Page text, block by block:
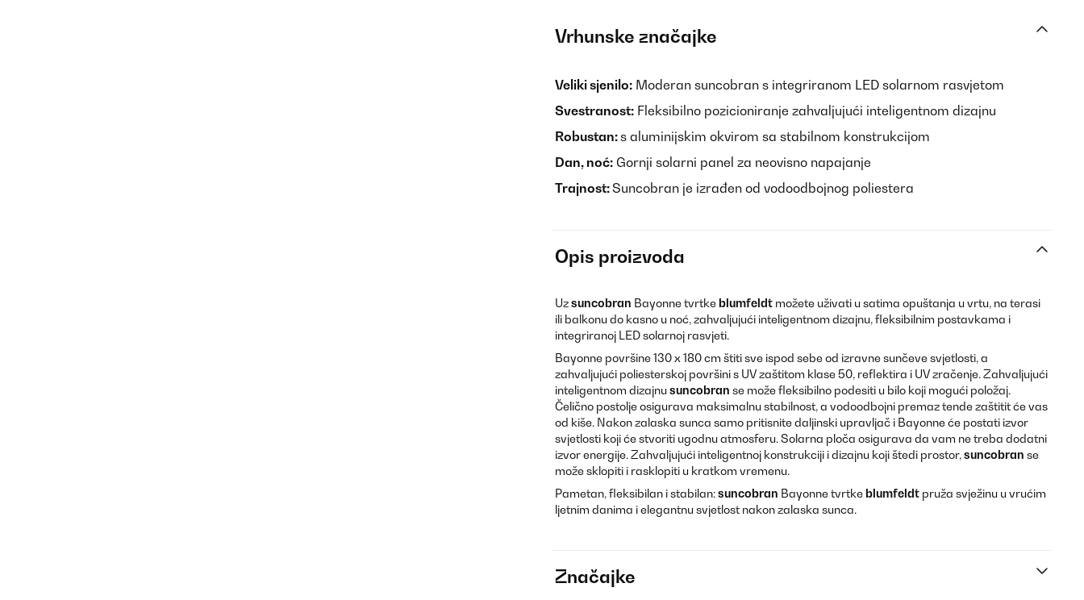
Vrhunske značajke
Veliki sjenilo: Moderan suncobran s integriranom LED solarnom rasvjetom
Svestranost: Fleksibilno pozicioniranje zahvaljujući inteligentnom dizajnu
Robustan:s aluminijskim okvirom sa stabilnom konstrukcijom
Dan, noć: Gornji solarni panel za neovisno napajanje
Trajnost:Suncobran je izrađen od vodoodbojnog poliestera
Opis proizvoda
Uzsuncobran Bayonne tvrtke blumfeldt možete uživati u satima opuštanja u vrtu, na terasi
ili balkonu do kasno u noć, zahvaljujući inteligentnom dizajnu, fleksibilnim postavkama i
integriranoj LED solarnoj rasvjeti.
Bayonne površine 130 x 180 cm štiti sve ispod sebe od izravne sunčeve svjetlosti, a
zahvaljujući poliesterskoj površini s UV zaštitom klase 50, reflektira i UV zračenje. Zahvaljujući
inteligentnom dizajnu suncobran se može fleksibilno podesiti u bilo koji mogući položaj.
Čelično postolje osigurava maksimalnu stabilnost, a vodoodbojni premaz tende zaštitit će vas
od kiše. Nakon zalaska sunca samo pritisnite daljinski upravljač i Bayonne će postati izvor
svjetlosti koji će stvoriti ugodnu atmosferu. Solarna ploča osigurava da vam ne treba dodatni
izvor energije. Zahvaljujući inteligentnoj konstrukciji i dizajnu koji štedi prostor,suncobran se
može sklopiti i rasklopiti u kratkom vremenu.
Pametan, fleksibilan i stabilan:suncobran Bayonne tvrtke blumfeldt pruža svježinu u vrućim
ljetnim danima i elegantnu svjetlost nakon zalaska sunca.
Značajke